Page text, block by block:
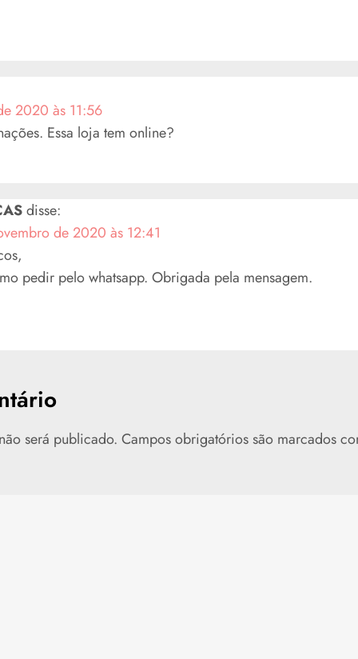
2020 às 11:56
Essa loja tem online?
disse:
de 2020 às 12:41
pedir pelo whatsapp. Obrigada pela mensagem.
será publicado. Campos obrigatórios são marcados